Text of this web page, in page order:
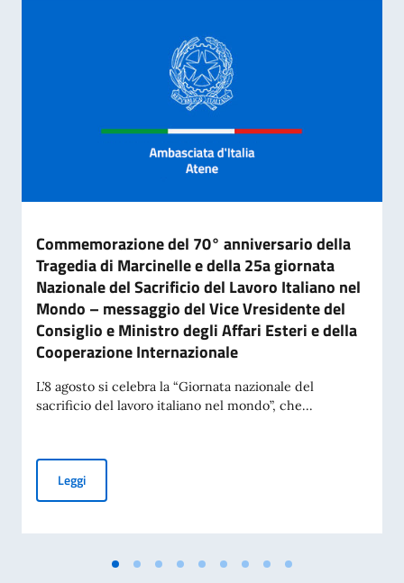
Commemorazione del 70° anniversario della
Tragedia di Marcinelle e della 25a giornata
Nazionale del Sacrificio del Lavoro Italiano nel
Mondo – messaggio del Vice Vresidente del
Consiglio e Ministro degli Affari Esteri e della
Cooperazione Internazionale
L’8 agosto si celebra la “Giornata nazionale del
sacrificio del lavoro italiano nel mondo”, che...
LeggiCommemorazione del 70° anniversario della Tragedia di